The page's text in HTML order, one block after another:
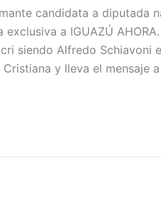
candidata a diputada
a IGUAZÚ
siendo Alfredo Schiavoni
y lleva el mensaje